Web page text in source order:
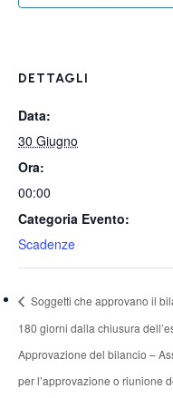
DETTAGLI
Data:
30 Giugno
Ora:
00:00
Categoria Evento:
Scadenze
Soggetti che approvano il
180 giorni dalla chiusura
Approvazione del bilancio –
per l’approvazione o riunione